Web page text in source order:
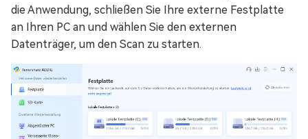
die Anwendung, schließen Sie Ihre externe Festplatte
an Ihren PC an und wählen Sie den externen
Datenträger, um den Scan zu starten.